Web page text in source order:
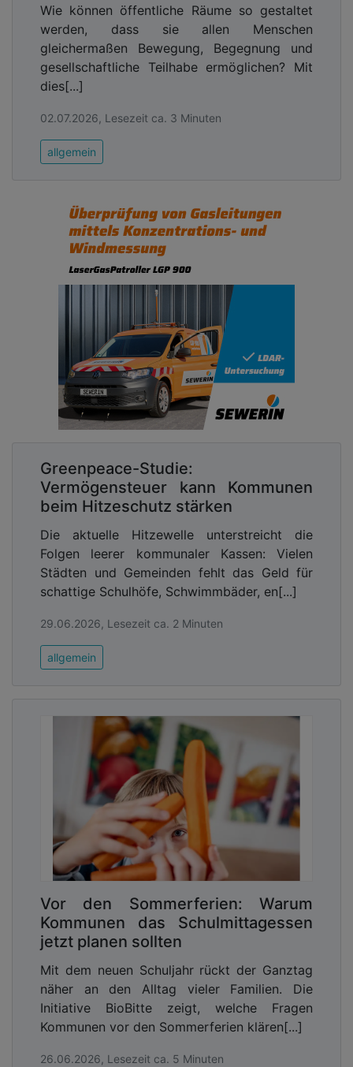
Wie können öffentliche Räume so gestaltet
werden, dass sie allen Menschen
gleichermaßen Bewegung, Begegnung und
gesellschaftliche Teilhabe ermöglichen? Mit
dies[...]
02.07.2026, Lesezeit ca. 3 Minuten
allgemein
Greenpeace-Studie:
Vermögensteuer kann Kommunen
beim Hitzeschutz stärken
Die aktuelle Hitzewelle unterstreicht die
Folgen leerer kommunaler Kassen: Vielen
Städten und Gemeinden fehlt das Geld für
schattige Schulhöfe, Schwimmbäder, en[...]
29.06.2026, Lesezeit ca. 2 Minuten
allgemein
Vor den Sommerferien: Warum
Kommunen das Schulmittagessen
jetzt planen sollten
Mit dem neuen Schuljahr rückt der Ganztag
näher an den Alltag vieler Familien. Die
Initiative BioBitte zeigt, welche Fragen
Kommunen vor den Sommerferien klären[...]
26.06.2026, Lesezeit ca. 5 Minuten